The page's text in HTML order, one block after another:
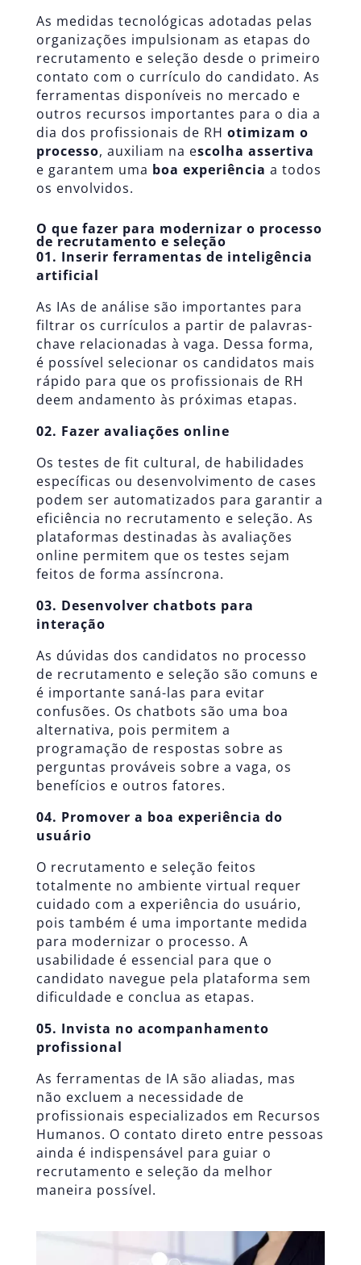
As medidas tecnológicas adotadas pelas
organizações impulsionam as etapas do
recrutamento e seleção desde o primeiro
contato com o currículo do candidato. As
ferramentas disponíveis no mercado e
outros recursos importantes para o dia a
dia dos profissionais de RH otimizam o
processo, auxiliam na escolha assertiva
e garantem uma boa experiência a todos
os envolvidos.
O que fazer para modernizar o processo
de recrutamento e seleção
01. Inserir ferramentas de inteligência
artificial
As IAs de análise são importantes para
filtrar os currículos a partir de palavras-
chave relacionadas à vaga. Dessa forma,
é possível selecionar os candidatos mais
rápido para que os profissionais de RH
deem andamento às próximas etapas.
02. Fazer avaliações online
Os testes de fit cultural, de habilidades
específicas ou desenvolvimento de cases
podem ser automatizados para garantir a
eficiência no recrutamento e seleção. As
plataformas destinadas às avaliações
online permitem que os testes sejam
feitos de forma assíncrona.
03. Desenvolver chatbots para
interação
As dúvidas dos candidatos no processo
de recrutamento e seleção são comuns e
é importante saná-las para evitar
confusões. Os chatbots são uma boa
alternativa, pois permitem a
programação de respostas sobre as
perguntas prováveis sobre a vaga, os
benefícios e outros fatores.
04. Promover a boa experiência do
usuário
O recrutamento e seleção feitos
totalmente no ambiente virtual requer
cuidado com a experiência do usuário,
pois também é uma importante medida
para modernizar o processo. A
usabilidade é essencial para que o
candidato navegue pela plataforma sem
dificuldade e conclua as etapas.
05. Invista no acompanhamento
profissional
As ferramentas de IA são aliadas, mas
não excluem a necessidade de
profissionais especializados em Recursos
Humanos. O contato direto entre pessoas
ainda é indispensável para guiar o
recrutamento e seleção da melhor
maneira possível.